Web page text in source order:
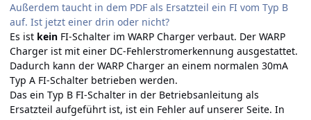
Außerdem taucht in dem PDF als Ersatzteil ein FI vom Typ B
auf. Ist jetzt einer drin oder nicht?
Es ist kein FI-Schalter im WARP Charger verbaut. Der WARP
Charger ist mit einer DC-Fehlerstromerkennung ausgestattet.
Dadurch kann der WARP Charger an einem normalen 30mA
Typ A FI-Schalter betrieben werden.
Das ein Typ B FI-Schalter in der Betriebsanleitung als
Ersatzteil aufgeführt ist, ist ein Fehler auf unserer Seite. In